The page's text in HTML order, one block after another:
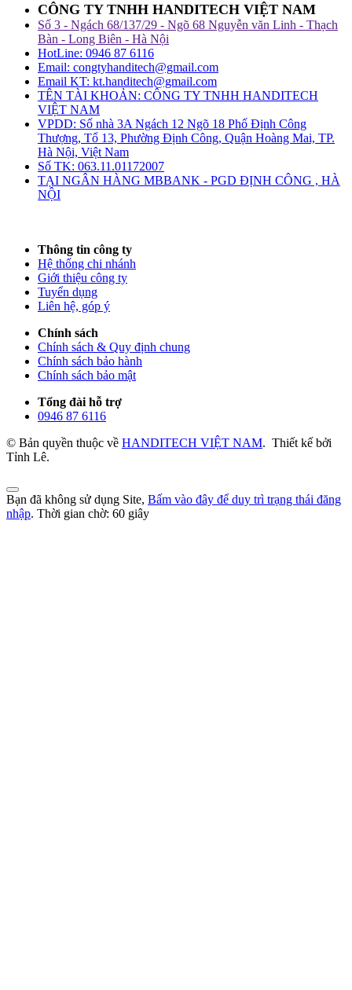
CÔNG TY TNHH HANDITECH VIỆT NAM
Số 3 - Ngách 68/137/29 - Ngõ 68 Nguyễn văn Linh - Thạch
Bàn - Long Biên - Hà Nội
HotLine: 0946 87 6116
Email: congtyhanditech@gmail.com
Email KT: kt.handitech@gmail.com
TÊN TÀI KHOẢN: CÔNG TY TNHH HANDITECH
VIỆT NAM
VPDD: Số nhà 3A Ngách 12 Ngõ 18 Phố Định Công
Thượng, Tổ 13, Phường Định Công, Quận Hoàng Mai, TP.
Hà Nội, Việt Nam
Số TK: 063.11.01172007
TẠI NGÂN HÀNG MBBANK - PGD ĐỊNH CÔNG , HÀ
NỘI
Thông tin công ty
Hệ thống chi nhánh
Giới thiệu công ty
Tuyển dụng
Liên hệ, góp ý
Chính sách
Chính sách & Quy định chung
Chính sách bảo hành
Chính sách bảo mật
Tổng đài hỗ trợ
0946 87 6116
© Bản quyền thuộc về HANDITECH VIỆT NAM. Thiết kế bởi
Tỉnh Lê.
Bạn đã không sử dụng Site, Bấm vào đây để duy trì trạng thái đăng
nhập. Thời gian chờ: 60 giây